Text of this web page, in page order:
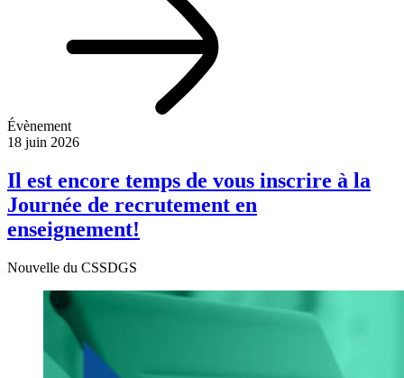
Évènement
18 juin 2026
Il est encore temps de vous inscrire à la
Journée de recrutement en
enseignement!
Nouvelle du CSSDGS